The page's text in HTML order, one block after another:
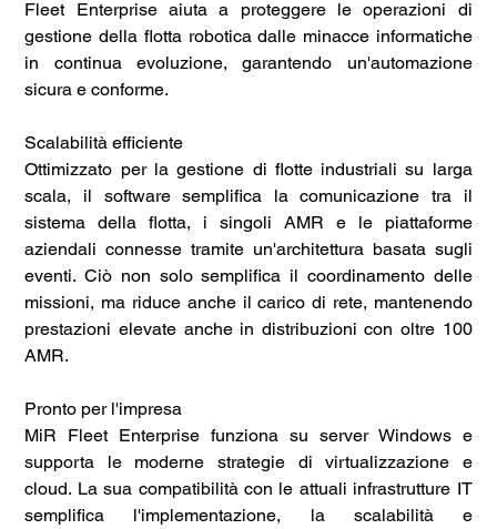
Fleet Enterprise aiuta a proteggere le operazioni di
gestione della flotta robotica dalle minacce informatiche
in continua evoluzione, garantendo un'automazione
sicura e conforme.
Scalabilità efficiente
Ottimizzato per la gestione di flotte industriali su larga
scala, il software semplifica la comunicazione tra il
sistema della flotta, i singoli AMR e le piattaforme
aziendali connesse tramite un'architettura basata sugli
eventi. Ciò non solo semplifica il coordinamento delle
missioni, ma riduce anche il carico di rete, mantenendo
prestazioni elevate anche in distribuzioni con oltre 100
AMR.
Pronto per l'impresa
MiR Fleet Enterprise funziona su server Windows e
supporta le moderne strategie di virtualizzazione e
cloud. La sua compatibilità con le attuali infrastrutture IT
semplifica l'implementazione, la scalabilità e